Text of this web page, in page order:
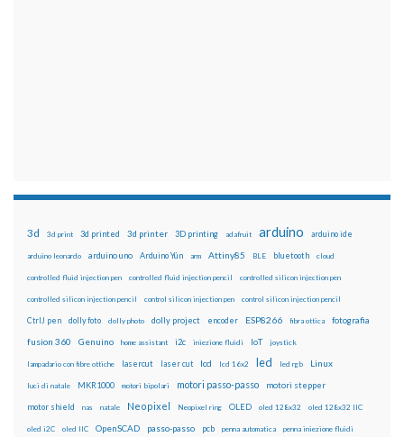
3d 3d print 3d printed 3d printer 3D printing adafruit arduino arduino ide
arduino leonardo arduino uno Arduino Yún arm Attiny85 BLE bluetooth cloud
controlled fluid injection pen controlled fluid injection pencil controlled silicon injection pen
controlled silicon injection pencil control silicon injection pen control silicon injection pencil
CtrlJ pen dolly foto dolly photo dolly project encoder ESP8266 fibra ottica fotografia
fusion 360 Genuino home assistant i2c iniezione fluidi IoT joystick
lampadario con fibre ottiche lasercut laser cut lcd lcd 16x2 led led rgb Linux
luci di natale MKR1000 motori bipolari motori passo-passo motori stepper
motor shield nas natale Neopixel Neopixel ring OLED oled 128x32 oled 128x32 IIC
oled i2C oled IIC OpenSCAD passo-passo pcb penna automatica penna iniezione fluidi